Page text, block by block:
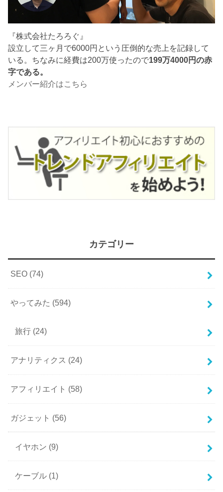
『株式会社たろろぐ』
設立して三ヶ月で6000円という圧倒的な売上を記録して
いる。ちなみに経費は200万使ったので199万4000円の赤
字である。
メンバー紹介はこちら
カテゴリー
SEO (74)
やってみた (594)
旅行 (24)
アナリティクス (24)
アフィリエイト (58)
ガジェット (56)
イヤホン (9)
ケーブル (1)